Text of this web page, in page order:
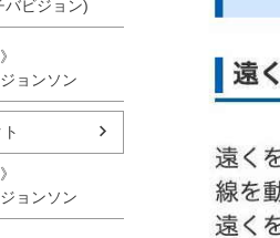
バビジョン)
ョンソン
ョンソン